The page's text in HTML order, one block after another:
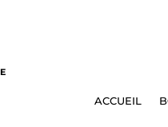
ACCUEIL